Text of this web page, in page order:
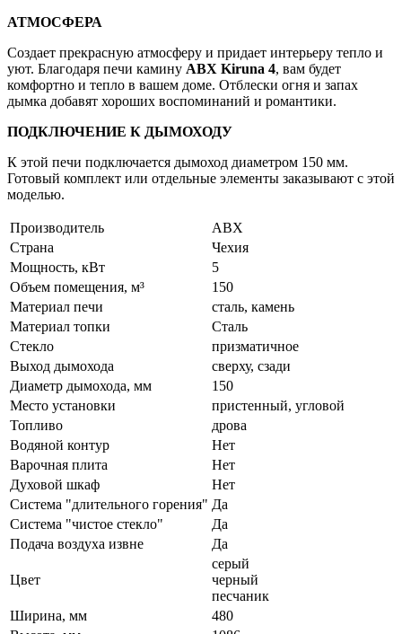
АТМОСФЕРА
Создает прекрасную атмосферу и придает интерьеру тепло и
уют. Благодаря печи камину ABX Kiruna 4, вам будет
комфортно и тепло в вашем доме. Отблески огня и запах
дымка добавят хороших воспоминаний и романтики.
ПОДКЛЮЧЕНИЕ К ДЫМОХОДУ
К этой печи подключается дымоход диаметром 150 мм.
Готовый комплект или отдельные элементы заказывают с этой
моделью.
Производитель
ABX
Страна
Чехия
Мощность, кВт
5
Объем помещения, м³
150
Материал печи
сталь, камень
Материал топки
Сталь
Стекло
призматичное
Выход дымохода
сверху, сзади
Диаметр дымохода, мм
150
Место установки
пристенный, угловой
Топливо
дрова
Водяной контур
Нет
Варочная плита
Нет
Духовой шкаф
Нет
Система "длительного горения" Да
Система "чистое стекло"
Да
Подача воздуха извне
Да
Цвет
серый
черный
песчаник
Ширина, мм
480